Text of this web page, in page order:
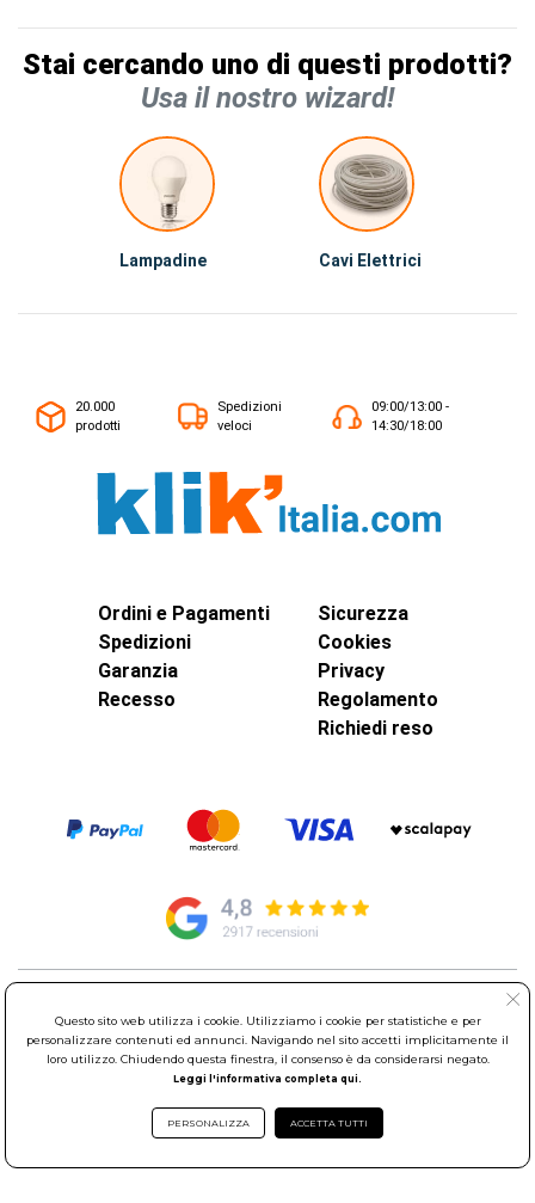
Stai cercando uno di questi prodotti?
Usa il nostro wizard!
Lampadine Cavi Elettrici
20.000
prodotti
Spedizioni
veloci
09:00/13:00 -
14:30/18:00
Ordini e Pagamenti
Spedizioni
Garanzia
Recesso
Sicurezza
Cookies
Privacy
Regolamento
Richiedi reso
00015 Monterotondo Scalo (RM)
Partita Iva: 01586761007 - Codice Fiscale: 06634500588 Capitale
Sociale 1.600.000,00 Euro i.v. Iscritto al Registro delle Imprese di
Sede Operativa: Via Leonardo da Vinci, 40 - 00015 Monterotondo
Scalo (RM) - Telefono:06.90095358
Questo sito web utilizza i cookie. Utilizziamo i cookie per statistiche e per
personalizzare contenuti ed annunci. Navigando nel sito accetti implicitamente il
loro utilizzo. Chiudendo questa finestra, il consenso è da considerarsi negato.
Leggi l'informativa completa qui.
PERSONALIZZA ACCETTA TUTTI